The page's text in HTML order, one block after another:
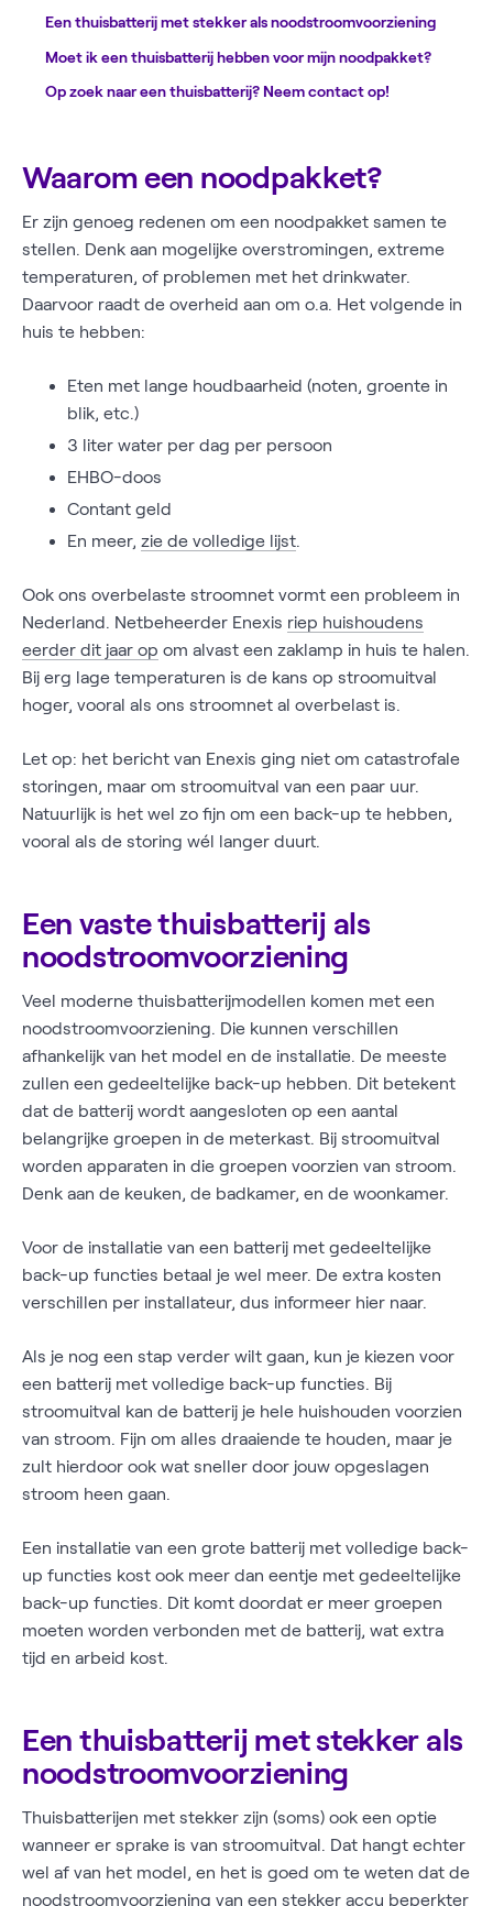
Een thuisbatterij met stekker als noodstroomvoorziening
Moet ik een thuisbatterij hebben voor mijn noodpakket?
Op zoek naar een thuisbatterij? Neem contact op!
Waarom een noodpakket?
Er zijn genoeg redenen om een noodpakket samen te
stellen. Denk aan mogelijke overstromingen, extreme
temperaturen, of problemen met het drinkwater.
Daarvoor raadt de overheid aan om o.a. Het volgende in
huis te hebben:
Eten met lange houdbaarheid (noten, groente in
blik, etc.)
3 liter water per dag per persoon
EHBO-doos
Contant geld
En meer, zie de volledige lijst.
Ook ons overbelaste stroomnet vormt een probleem in
Nederland. Netbeheerder Enexis riep huishoudens
eerder dit jaar op om alvast een zaklamp in huis te halen.
Bij erg lage temperaturen is de kans op stroomuitval
hoger, vooral als ons stroomnet al overbelast is.
Let op: het bericht van Enexis ging niet om catastrofale
storingen, maar om stroomuitval van een paar uur.
Natuurlijk is het wel zo fijn om een back-up te hebben,
vooral als de storing wél langer duurt.
Een vaste thuisbatterij als
noodstroomvoorziening
Veel moderne thuisbatterijmodellen komen met een
noodstroomvoorziening. Die kunnen verschillen
afhankelijk van het model en de installatie. De meeste
zullen een gedeeltelijke back-up hebben. Dit betekent
dat de batterij wordt aangesloten op een aantal
belangrijke groepen in de meterkast. Bij stroomuitval
worden apparaten in die groepen voorzien van stroom.
Denk aan de keuken, de badkamer, en de woonkamer.
Voor de installatie van een batterij met gedeeltelijke
back-up functies betaal je wel meer. De extra kosten
verschillen per installateur, dus informeer hier naar.
Als je nog een stap verder wilt gaan, kun je kiezen voor
een batterij met volledige back-up functies. Bij
stroomuitval kan de batterij je hele huishouden voorzien
van stroom. Fijn om alles draaiende te houden, maar je
zult hierdoor ook wat sneller door jouw opgeslagen
stroom heen gaan.
Een installatie van een grote batterij met volledige back-
up functies kost ook meer dan eentje met gedeeltelijke
back-up functies. Dit komt doordat er meer groepen
moeten worden verbonden met de batterij, wat extra
tijd en arbeid kost.
Een thuisbatterij met stekker als
noodstroomvoorziening
Thuisbatterijen met stekker zijn (soms) ook een optie
wanneer er sprake is van stroomuitval. Dat hangt echter
wel af van het model, en het is goed om te weten dat de
noodstroomvoorziening van een stekker accu beperkter